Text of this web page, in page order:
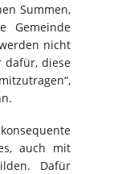
Summen,
Gemeinde
nicht
dafür, diese
auch mit
Dafür